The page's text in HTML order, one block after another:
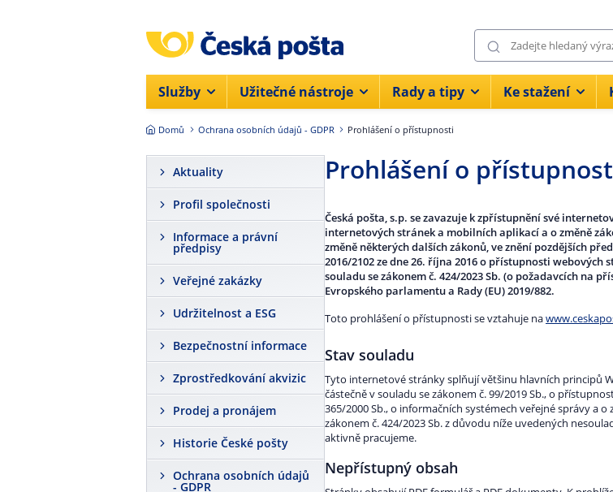
Služby Užitečné nástroje Rady a tipy Ke stažení
Domů Ochrana osobních údajů - GDPR Prohlášení o přístupnosti
Aktuality
Profil společnosti
Informace a právní
předpisy
Veřejné zakázky
Udržitelnost a ESG
Bezpečnostní informace
Zprostředkování akvizic
Prodej a pronájem
Historie České pošty
Ochrana osobních údajů
- GDPR
Prohlášení o
Česká pošta, s.p. se zavazuje k zpřístupnění své
internetových stránek a mobilních aplikací a o změně
změně některých dalších zákonů, ve znění pozdějších
2016/2102 ze dne 26. října 2016 o přístupnosti
souladu se zákonem č. 424/2023 Sb. (o požadavcích na
Evropského parlamentu a Rady (EU) 2019/882.
Toto prohlášení o přístupnosti se vztahuje na
Stav souladu
Tyto internetové stránky splňují většinu hlavních principů
částečně v souladu se zákonem č. 99/2019 Sb., o
365/2000 Sb., o informačních systémech veřejné správy a
zákonem č. 424/2023 Sb. z důvodu níže uvedených
aktivně pracujeme.
Nepřístupný obsah